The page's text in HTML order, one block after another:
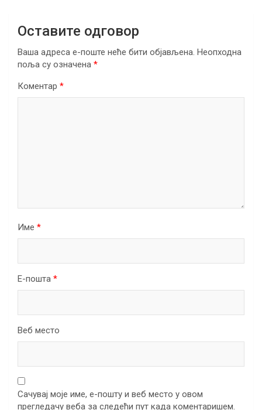
Оставите одговор
Ваша адреса е-поште неће бити објављена. Неопходна
поља су означена *
Коментар *
Име *
Е-пошта *
Веб место
Сачувај моје име, е-пошту и веб место у овом
прегледачу веба за следећи пут када коментаришем.